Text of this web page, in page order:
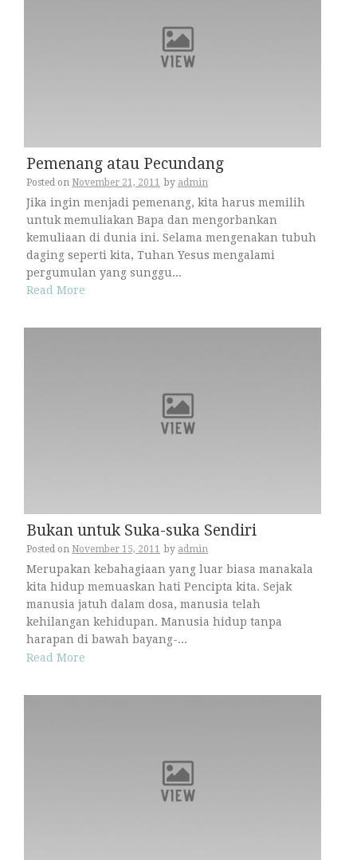
Pemenang atau Pecundang
Posted on November 21, 2011 by admin
Jika ingin menjadi pemenang, kita harus memilih
untuk memuliakan Bapa dan mengorbankan
kemuliaan di dunia ini. Selama mengenakan tubuh
daging seperti kita, Tuhan Yesus mengalami
pergumulan yang sunggu...
Read More
Bukan untuk Suka-suka Sendiri
Posted on November 15, 2011 by admin
Merupakan kebahagiaan yang luar biasa manakala
kita hidup memuaskan hati Pencipta kita. Sejak
manusia jatuh dalam dosa, manusia telah
kehilangan kehidupan. Manusia hidup tanpa
harapan di bawah bayang-...
Read More